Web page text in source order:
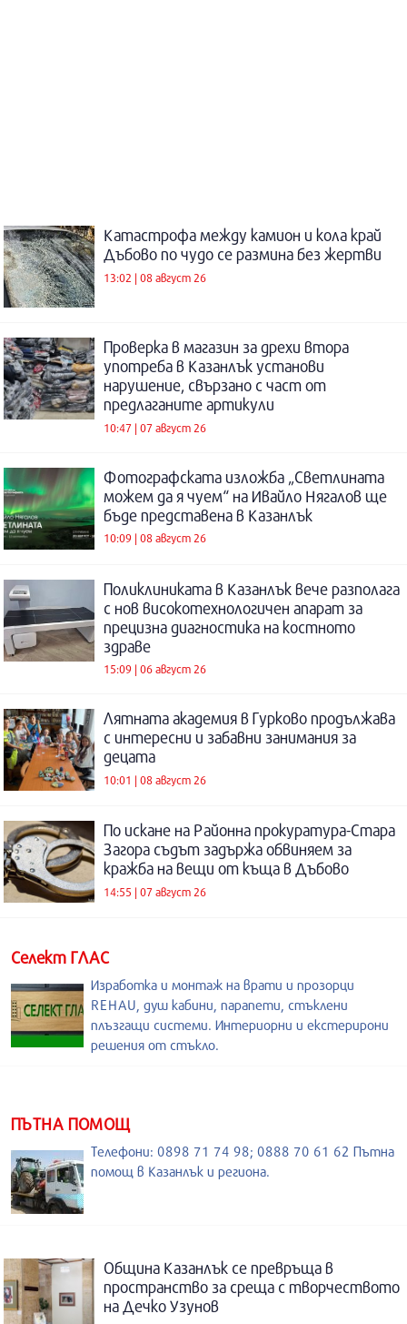
Катастрофа между камион и кола край
Дъбово по чудо се размина без жертви
13:02 | 08 август 26
Проверка в магазин за дрехи втора
употреба в Казанлък установи
нарушение, свързано с част от
предлаганите артикули
10:47 | 07 август 26
Фотографската изложба „Светлината
можем да я чуем“ на Ивайло Нягалов ще
бъде представена в Казанлък
10:09 | 08 август 26
Поликлиниката в Казанлък вече разполага
с нов високотехнологичен апарат за
прецизна диагностика на костното
здраве
15:09 | 06 август 26
Лятната академия в Гурково продължава
с интересни и забавни занимания за
децата
10:01 | 08 август 26
По искане на Районна прокуратура-Стара
Загора съдът задържа обвиняем за
кражба на вещи от къща в Дъбово
14:55 | 07 август 26
Селект ГЛАС
Изработка и монтаж на врати и прозорци
REHAU, душ кабини, парапети, стъклени
плъзгащи системи. Интериорни и екстерирони
решения от стъкло.
ПЪТНА ПОМОЩ
Телефони: 0898 71 74 98; 0888 70 61 62 Пътна
помощ в Казанлък и региона.
Община Казанлък се превръща в
пространство за среща с творчеството
на Дечко Узунов